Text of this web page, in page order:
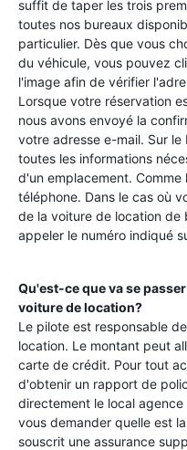
suffit de taper les trois
toutes nos bureaux
particulier. Dès que vous
du véhicule, vous pouvez
l'image afin de vérifier
Lorsque votre réservation
nous avons envoyé la
votre adresse e-mail. Sur
toutes les informations
d'un emplacement.
téléphone. Dans le cas où
de la voiture de location de
appeler le numéro indiqué
Qu'est-ce que va se
voiture de location?
Le pilote est responsable
location. Le montant peut
carte de crédit. Pour tout
d'obtenir un rapport de
directement le local
vous demander quelle est
souscrit une assurance